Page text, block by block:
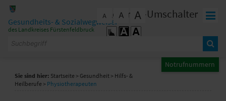
Zum Inhalt
Gesundheits- & Sozialwegweiser
des Landkreises Fürstenfeldbruck
A A A
Kontrast-Umschalter
Notrufnummern
Sie sind hier: Startseite> Gesundheit> Hilfs- &
Heilberufe> Physiotherapeuten